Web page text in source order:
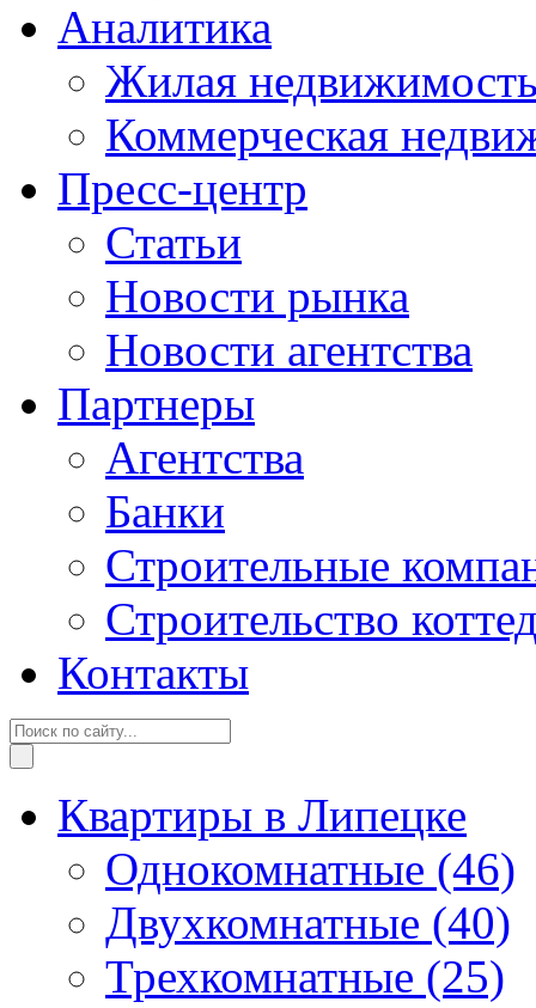
Аналитика
Жилая
Коммерческая
Пресс-центр
Статьи
Новости рынка
Новости агентства
Партнеры
Агентства
Банки
Строительные
Строительство
Контакты
Квартиры в Липецке
Однокомнатные (46)
Двухкомнатные (40)
Трехкомнатные (25)